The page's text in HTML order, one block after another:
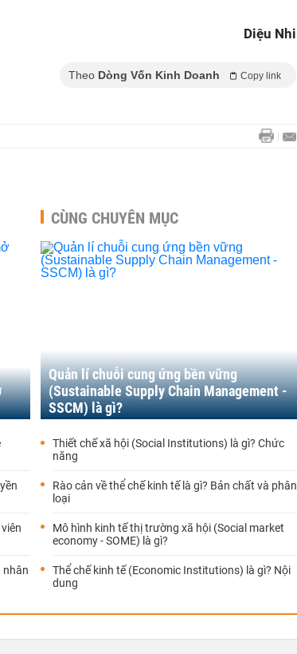
Diệu Nhi
Theo Dòng Vốn Kinh Doanh Copy link
nhân
CÙNG CHUYÊN MỤC
Quản lí chuỗi cung ứng bền vững
(Sustainable Supply Chain Management -
SSCM) là gì?
Thiết chế xã hội (Social Institutions) là gì? Chức
năng
Rào cản về thể chế kinh tế là gì? Bản chất và phân
loại
Mô hình kinh tế thị trường xã hội (Social market
economy - SOME) là gì?
Thể chế kinh tế (Economic Institutions) là gì? Nội
dung